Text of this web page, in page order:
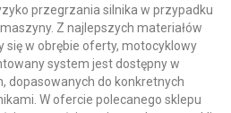
przegrzania silnika w przypadku
Z najlepszych materiałów
się w obrębie oferty, motocyklowy
system jest dostępny w
dopasowanych do konkretnych
W ofercie polecanego sklepu